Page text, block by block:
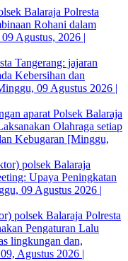
Balaraja Polresta
Rohani dalam
Agustus, 2026 |
Tangerang: jajaran
Kebersihan dan
09 Agustus 2026 |
aparat Polsek Balaraja
Olahraga setiap
Kebugaran [Minggu,
polsek Balaraja
Upaya Peningkatan
09 Agustus 2026 |
polsek Balaraja Polresta
Pengaturan Lalu
lingkungan dan,
Agustus 2026 |